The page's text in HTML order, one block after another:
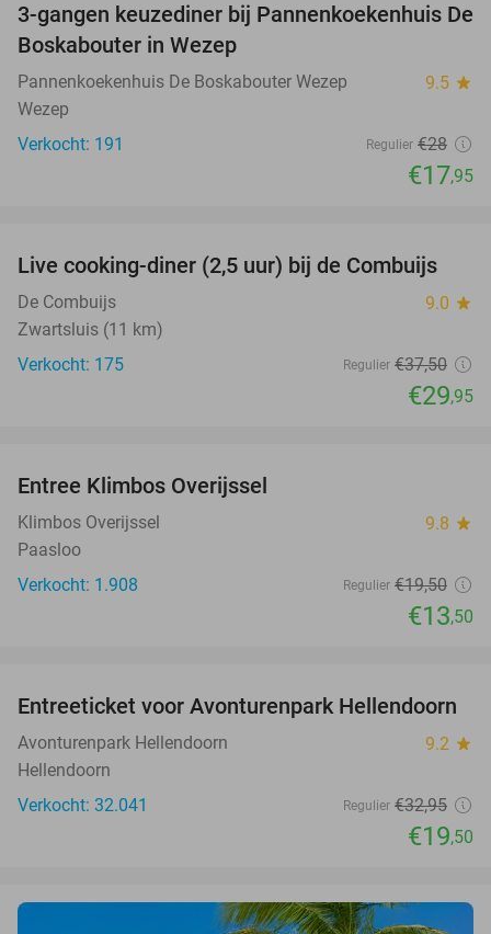
36%
3-gangen keuzediner bij Pannenkoekenhuis De
Boskabouter in Wezep
Pannenkoekenhuis De Boskabouter Wezep 9.5 star
Wezep
Verkocht: 191
Regulier €28
€17,95
20%
Live cooking-diner (2,5 uur) bij de Combuijs
De Combuijs 9.0 star
Zwartsluis (11 km)
Verkocht: 175
Regulier €37,50
€29,95
Entree Klimbos Overijssel
Klimbos Overijssel 9.8 star
Paasloo
Verkocht: 1.908
Regulier €19,50
€13,50
41%
Entreeticket voor Avonturenpark Hellendoorn
Avonturenpark Hellendoorn 9.2 star
Hellendoorn
Verkocht: 32.041
Regulier €32,95
€19,50